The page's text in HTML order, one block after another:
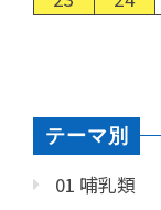
テーマ別
01 哺乳類